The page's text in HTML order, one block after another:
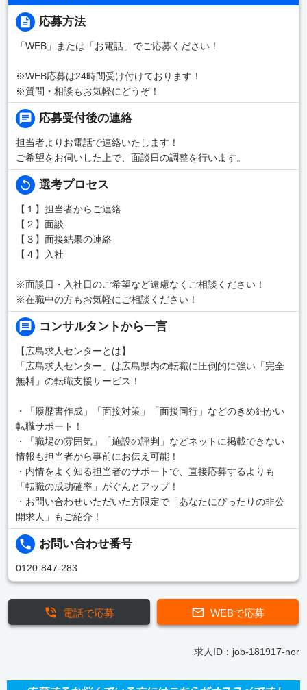
応募方法
「WEB」または「お電話」でご応募ください！
※WEB応募は24時間受け付けております！
※質問・相談もお気軽にどうぞ！
応募受付後の連絡
担当者よりお電話で連絡いたします！
ご希望をお伺いした上で、面談日の調整を行います。
選考プロセス
【１】担当者からご連絡
【２】面談
【３】面接結果の連絡
【４】入社
※面談日・入社日のご希望など遠慮なくご相談ください！
※在職中の方もお気軽にご相談ください！
コンサルタントから一言
【広島求人センターとは】
「広島求人センター」は広島県内の転職に圧倒的に強い「完全
無料」の転職支援サービス！
・「履歴書作成」「面接対策」「面接同行」などのきめ細かい
転職サポート！
・「職場の雰囲気」「施設の評判」などネットに掲載できない
情報も担当者から事前にお伝え可能！
・内情をよく知る担当者のサポートで、直接応募するよりも
「転職の成功確率」がぐんとアップ！
・お問い合わせいただいた方限定で「あなたにぴったりの非公
開求人」もご紹介！
お問い合わせ番号
0120-847-283
WEBで応募
電話で応募
求人ID：job-181917-nor